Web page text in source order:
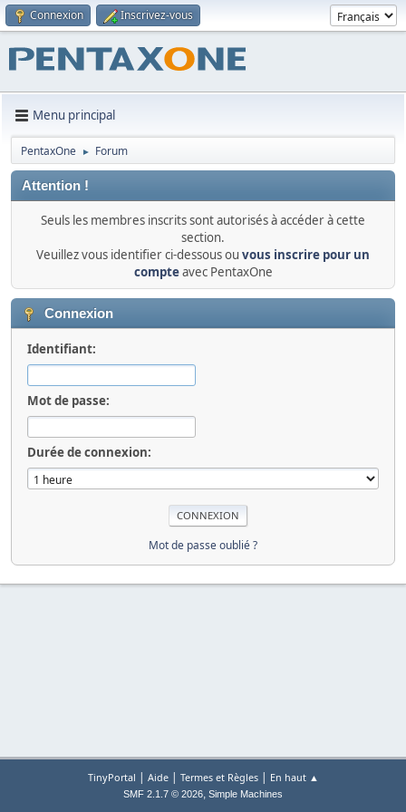
Connexion Inscrivez-vous
Menu principal
PentaxOne ► Forum
Attention !
Seuls les membres inscrits sont autorisés à accéder à cette
section.
Veuillez vous identifier ci-dessous ou vous inscrire pour un
compteavec PentaxOne
Connexion
Identifiant:
Mot de passe:
Durée de connexion:
Mot de passe oublié ?
TinyPortal | Aide| Termes et Règles| En haut ▲
SMF 2.1.7 © 2026, Simple Machines